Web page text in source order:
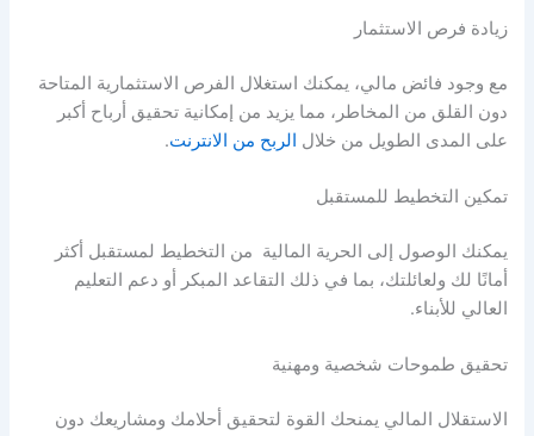
زيادة فرص الاستثمار
مع وجود فائض مالي، يمكنك استغلال الفرص الاستثمارية المتاحة
دون القلق من المخاطر، مما يزيد من إمكانية تحقيق أرباح أكبر
على المدى الطويل من خلال
الربح من الانترنت.
تمكين التخطيط للمستقبل
يمكنك الوصول إلى الحرية الماليةمن التخطيط لمستقبل أكثر
أمانًا لك ولعائلتك، بما في ذلك التقاعد المبكر أو دعم التعليم
العالي للأبناء.
تحقيق طموحات شخصية ومهنية
الاستقلال المالي يمنحك القوة لتحقيق أحلامك ومشاريعك دون